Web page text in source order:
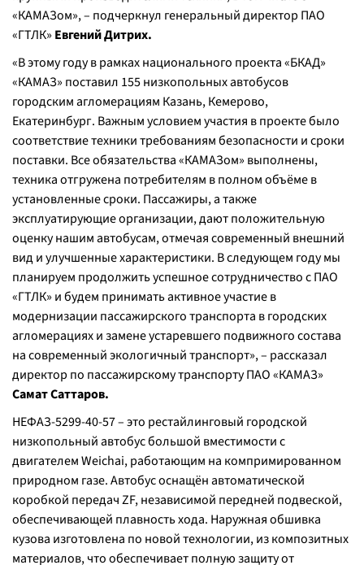
«КАМАЗом», – подчеркнул генеральный директор ПАО
«ГТЛК» Евгений Дитрих.
«В этому году в рамках национального проекта «БКАД»
«КАМАЗ» поставил 155 низкопольных автобусов
городским агломерациям Казань, Кемерово,
Екатеринбург. Важным условием участия в проекте было
соответствие техники требованиям безопасности и сроки
поставки. Все обязательства «КАМАЗом» выполнены,
техника отгружена потребителям в полном объёме в
установленные сроки. Пассажиры, а также
эксплуатирующие организации, дают положительную
оценку нашим автобусам, отмечая современный внешний
вид и улучшенные характеристики. В следующем году мы
планируем продолжить успешное сотрудничество с ПАО
«ГТЛК» и будем принимать активное участие в
модернизации пассажирского транспорта в городских
агломерациях и замене устаревшего подвижного состава
на современный экологичный транспорт», – рассказал
директор по пассажирскому транспорту ПАО «КАМАЗ»
Самат Саттаров.
НЕФАЗ-5299-40-57 – это рестайлинговый городской
низкопольный автобус большой вместимости с
двигателем Weichai, работающим на компримированном
природном газе. Автобус оснащён автоматической
коробкой передач ZF, независимой передней подвеской,
обеспечивающей плавность хода. Наружная обшивка
кузова изготовлена по новой технологии, из композитных
материалов, что обеспечивает полную защиту от